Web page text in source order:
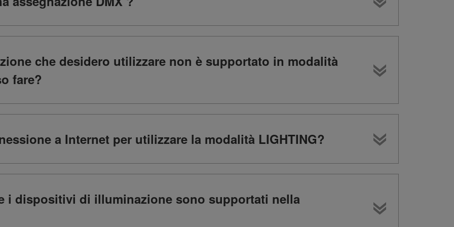
che desidero utilizzare non è supportato in modalità
fare?
a Internet per utilizzare la modalità LIGHTING?
i dispositivi di illuminazione sono supportati nella